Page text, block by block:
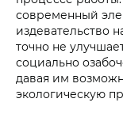
современный
издевательство
точно не
социально
давая им
экологическую